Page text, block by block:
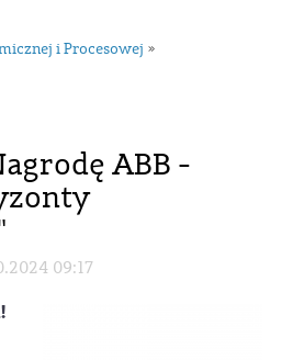
i Procesowej »
ABB -
09:17